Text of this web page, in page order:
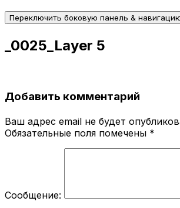
Переключить боковую панель &
_0025_Layer 5
Добавить комментарий
Ваш адрес email не будет
Обязательные поля помечены *
Сообщение: